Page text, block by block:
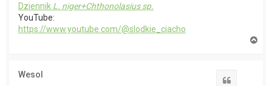
Dziennik L. niger+Chthonolasius sp.
YouTube:
https://www.youtube.com/@slodkie_ciacho
Wesol